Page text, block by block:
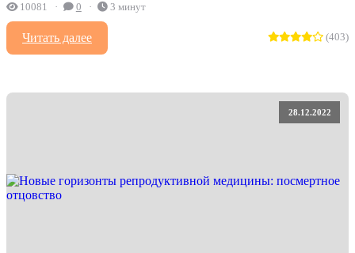
10081 0 3 минут
Читать далее (403)
28.12.2022